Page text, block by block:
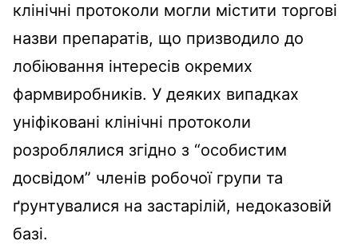
клінічні протоколи могли містити торгові
назви препаратів, що призводило до
лобіювання інтересів окремих
фармвиробників. У деяких випадках
уніфіковані клінічні протоколи
розроблялися згідно з “особистим
досвідом” членів робочої групи та
ґрунтувалися на застарілій, недоказовій
базі.